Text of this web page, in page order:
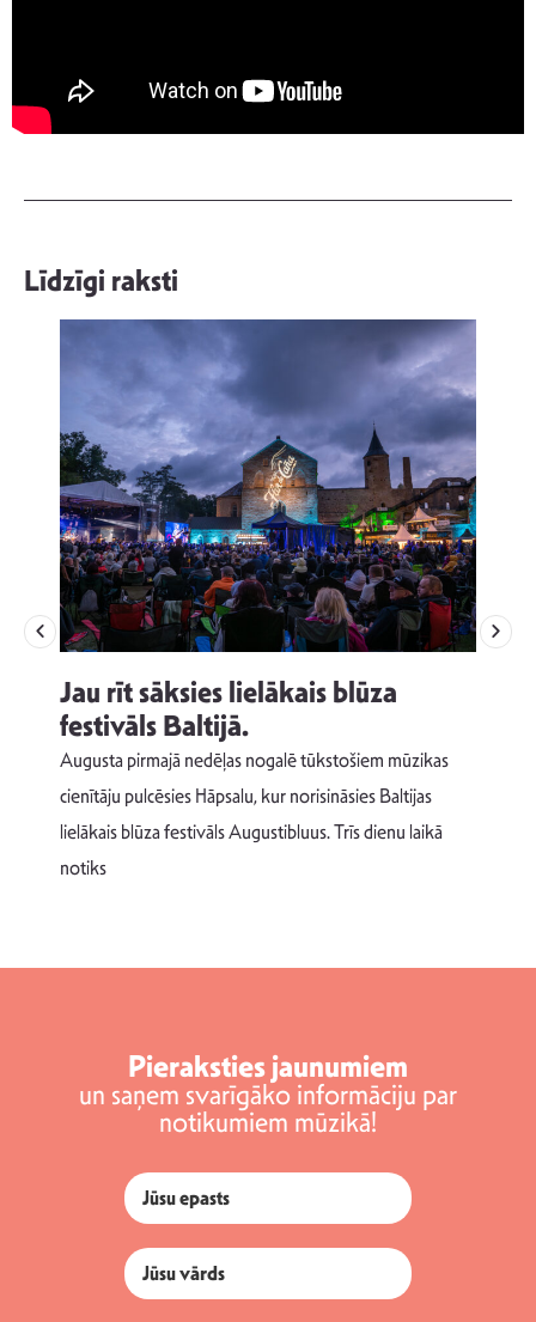
Līdzīgi raksti
Jau rīt sāksies lielākais blūza
festivāls Baltijā.
Augusta pirmajā nedēļas nogalē tūkstošiem mūzikas
cienītāju pulcēsies Hāpsalu, kur norisināsies Baltijas
lielākais blūza festivāls Augustibluus. Trīs dienu laikā
notiks
Pieraksties jaunumiem
un saņem svarīgāko informāciju par
notikumiem mūzikā!